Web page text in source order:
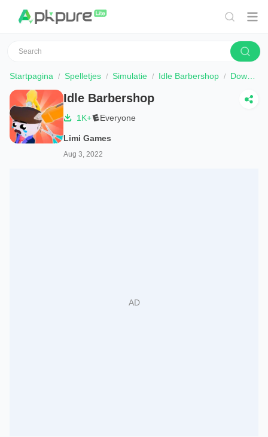
Startpagina Spelletjes Simulatie Idle Barbershop Downloaden
Idle Barbershop
1K+ Everyone
Limi Games
Aug 3, 2022